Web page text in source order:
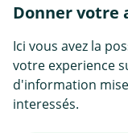
Donner votre
Ici vous avez la
votre experience
d'information
interessés.